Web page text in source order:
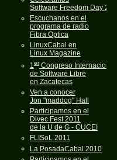
Software Freedom Day 2011
Escuchanos en el
programa de radio
Fibra Optica
LinuxCabal en
Linux Magazine
1erCongreso Internacional
de Software Libre
en Zacatecas
Ven a conocer
Jon "maddog" Hall
Participamos en el
Divec Fest 2011
de la U de G - CUCEI
FLISoL 2011
La PosadaCabal 2010